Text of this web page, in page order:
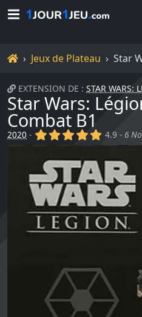
Accueil
Jeux de Plateau Star
EXTENSION DE : STAR WARS:
Star Wars:
Combat B1
2020 - (x) (x) (x) (x) (x)
4.9 - 6